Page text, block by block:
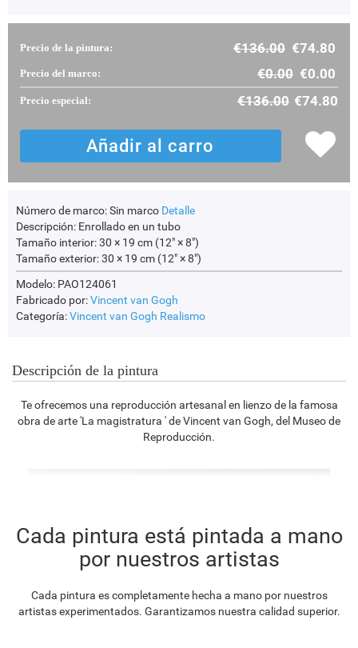
Precio de la pintura: €136.00 €74.80
Precio del marco: €0.00 €0.00
Precio especial: €136.00 €74.80
Número de marco:Sin marco Detalle
Descripción: Enrollado en un tubo
Tamaño interior:30 × 19 cm (12" × 8")
Tamaño exterior:30 × 19 cm (12" × 8")
Modelo: PAO124061
Fabricado por:Vincent van Gogh
Categoría:Vincent van Gogh Realismo
Descripción de la pintura
Te ofrecemos una reproducción artesanal en lienzo de la famosa
obra de arte 'La magistratura ' de Vincent van Gogh, del Museo de
Reproducción.
Cada pintura está pintada a mano
por nuestros artistas
Cada pintura es completamente hecha a mano por nuestros
artistas experimentados. Garantizamos nuestra calidad superior.